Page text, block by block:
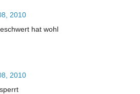
2010
hat wohl
2010